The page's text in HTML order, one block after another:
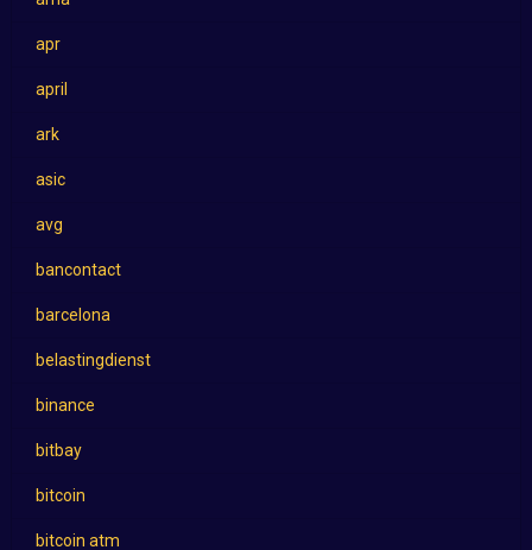
apr
april
ark
asic
avg
bancontact
barcelona
belastingdienst
binance
bitbay
bitcoin
bitcoin atm